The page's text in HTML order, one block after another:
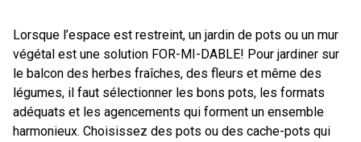
Lorsque l’espace est restreint, un jardin de pots ou un mur
végétal est une solution FOR-MI-DABLE! Pour jardiner sur
le balcon des herbes fraîches, des fleurs et même des
légumes, il faut sélectionner les bons pots, les formats
adéquats et les agencements qui forment un ensemble
harmonieux. Choisissez des pots ou des cache-pots qui